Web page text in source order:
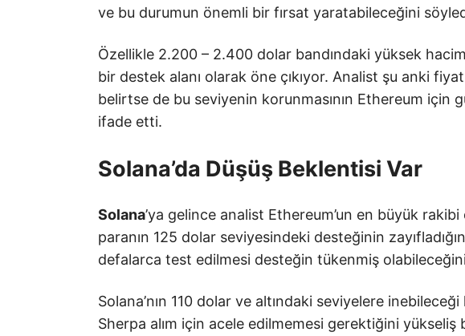
ve bu durumun önemli bir fırsat yaratabileceğini
Özellikle 2.200 – 2.400 dolar bandındaki yüksek
bir destek alanı olarak öne çıkıyor. Analist şu anki
belirtse de bu seviyenin korunmasının Ethereum için
ifade etti.
Solana’da Düşüş Beklentisi Var
Solana’ya gelince analist Ethereum’un en büyük
paranın 125 dolar seviyesindeki desteğinin
defalarca test edilmesi desteğin tükenmiş
Solana’nın 110 dolar ve altındaki seviyelere inebileceği
Sherpa alım için acele edilmemesi gerektiğini yükseliş